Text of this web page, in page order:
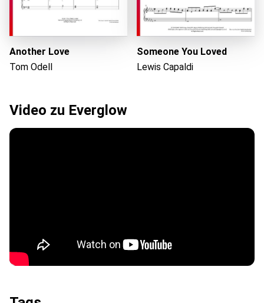
Another Love
Tom Odell
Someone You Loved
Lewis Capaldi
Video zu Everglow